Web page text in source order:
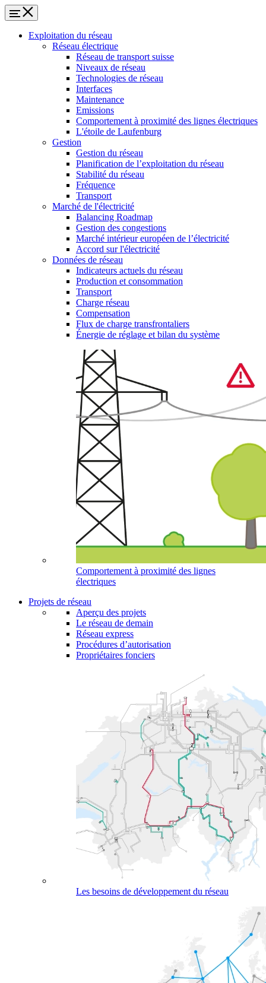
Exploitation du réseau
Réseau électrique
Réseau de transport suisse
Niveaux de réseau
Technologies de réseau
Interfaces
Maintenance
Emissions
Comportement à proximité des lignes électriques
L'étoile de Laufenburg
Gestion
Gestion du réseau
Planification de l’exploitation du réseau
Stabilité du réseau
Fréquence
Transport
Marché de l'électricité
Balancing Roadmap
Gestion des congestions
Marché intérieur européen de l’électricité
Accord sur l'électricité
Données de réseau
Indicateurs actuels du réseau
Production et consommation
Transport
Charge réseau
Compensation
Flux de charge transfrontaliers
Énergie de réglage et bilan du système
Comportement à proximité des lignes
électriques
Projets de réseau
Aperçu des projets
Le réseau de demain
Réseau express
Procédures d’autorisation
Propriétaires fonciers
Les besoins de développement du réseau